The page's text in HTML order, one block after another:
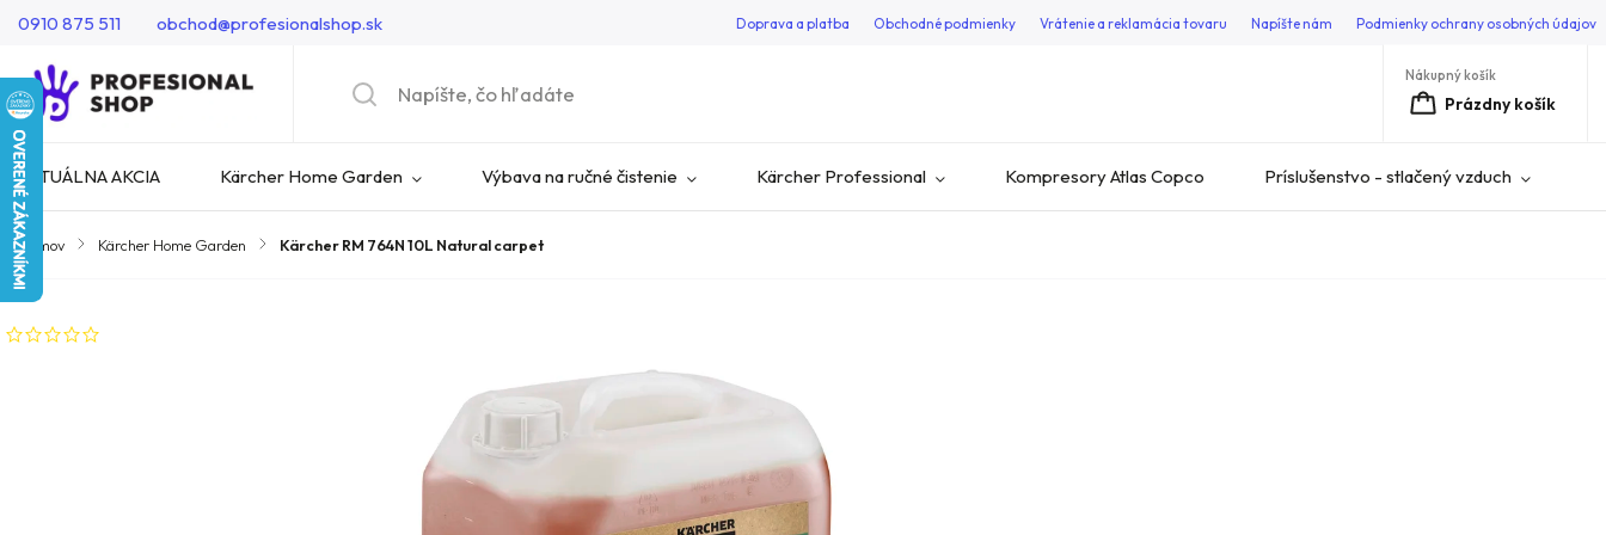
0910 875 511 obchod@profesionalshop.sk Doprava a platba Obchodné podmienky Vrátenie a reklamácia tovaru Napíšte nám Podmienky ochrany osobných údajov
Nákupný košík
Prázdny košík
AKTUÁLNA AKCIA Kärcher Home Garden Výbava na ručné čistenie Kärcher Professional Kompresory Atlas Copco Príslušenstvo - stlačený vzduch
Domov / Kärcher Home Garden / Kärcher RM 764N 10L Natural carpet